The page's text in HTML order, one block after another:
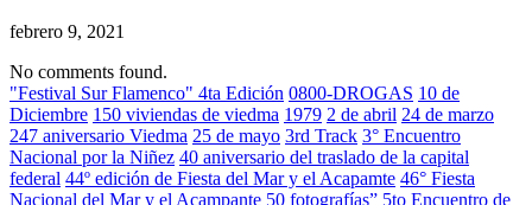
febrero 9, 2021
No comments found.
"Festival Sur Flamenco" 4ta Edición 0800-DROGAS 10 de
Diciembre 150 viviendas de viedma 1979 2 de abril 24 de marzo
247 aniversario Viedma 25 de mayo 3rd Track 3° Encuentro
Nacional por la Niñez 40 aniversario del traslado de la capital
federal 44º edición de Fiesta del Mar y el Acapamte 46° Fiesta
Nacional del Mar y el Acampante 50 fotografías” 5to Encuentro de